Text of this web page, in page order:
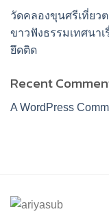
วัดคลองขุนศรีเที่ยว
ขาวฟังธรรมเทศนา
ยึดติด
Recent
A WordPress